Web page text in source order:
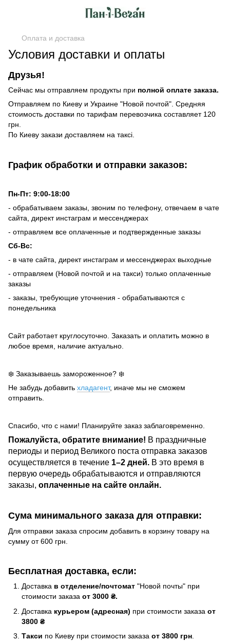
Оплата и доставка
Условия доставки и оплаты
Друзья!
Сейчас мы отправляем продукты при полной оплате заказа.
Отправляем по Киеву и Украине "Новой почтой". Средняя
стоимость доставки по тарифам перевозчика составляет 120
грн.
По Киеву закази доставляем на таксі.
График обработки и отправки заказов:
Пн-Пт: 9:00-18:00
- обрабатываем заказы, звоним по телефону, отвечаем в чате
сайта, директ инстаграм и мессенджерах
- отправляем все оплаченные и подтвержденные заказы
Сб-Вс:
- в чате сайта, директ инстаграм и мессенджерах выходные
- отправляем (Новой почтой и на такси) только оплаченные
заказы
- заказы, требующие уточнения - обрабатываются с
понедельника
Сайт работает круглосуточно. Заказать и оплатить можно в
любое время, наличие актуально.
❄️ Заказываешь замороженное? ❄️
Не забудь добавить хладагент, иначе мы не сможем
отправить.
Спасибо, что с нами! Планируйте заказ заблаговременно.
Пожалуйста, обратите внимание! В праздничные
периоды и период Великого поста отправка заказов
осуществляется в течение 1–2 дней. В это время в
первую очередь обрабатываются и отправляются
заказы, оплаченные на сайте онлайн.
Сума минимального заказа для отправки:
Для отправки заказа спросим добавить в корзину товару на
сумму от 600 грн.
Бесплатная доставка, если:
Доставка в отделение/почтомат "Новой почты" при
стоимости заказа от 3000 ₴.
Доставка курьером (адресная) при стоимости заказа от
3800 ₴
Такси по Киеву при стоимости заказа от 3800 грн